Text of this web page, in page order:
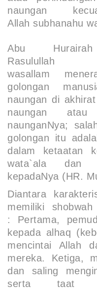
naungan
Allah subhanahu
Abu
wasallam
golongan
naungan di
naungan atau
naunganNya;
golongan itu
dalam ketaatan
wata`ala dan
kepadaNya (HR.
Diantara
memiliki shobwah
: Pertama,
kepada alhaq
mencintai Allah
mereka. Ketiga,
dan saling
serta taat